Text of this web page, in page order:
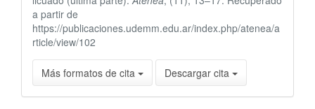
a partir de
https://publicaciones.udemm.edu.ar/index.php/atenea/a
rticle/view/102
Más formatos de cita Descargar cita